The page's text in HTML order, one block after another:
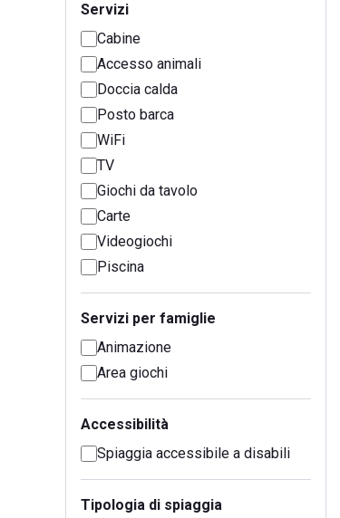
Servizi
Cabine
Accesso animali
Doccia calda
Posto barca
WiFi
TV
Giochi da tavolo
Carte
Videogiochi
Piscina
Servizi per famiglie
Animazione
Area giochi
Accessibilità
Spiaggia accessibile a disabili
Tipologia di spiaggia